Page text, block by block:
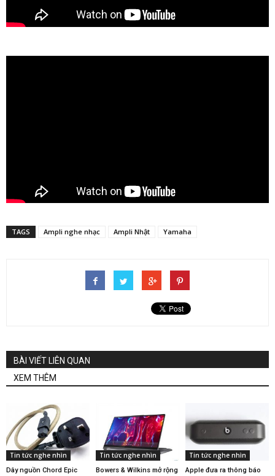
TAGS Ampli nghe nhạc Ampli Nhật Yamaha
BÀI VIẾT LIÊN QUAN
XEM THÊM
Tin tức nghe nhìn
Dây nguồn Chord Epic
Tin tức nghe nhìn
Bowers & Wilkins mở rộng
Tin tức nghe nhìn
Apple đưa ra thông báo